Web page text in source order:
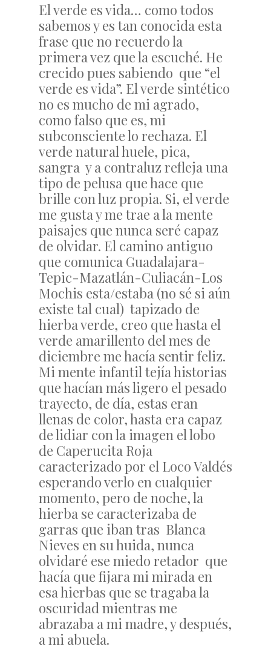
El verde es vida… como todos
sabemos y es tan conocida esta
frase que no recuerdo la
primera vez que la escuché. He
crecido pues sabiendo que “el
verde es vida”. El verde sintético
no es mucho de mi agrado,
como falso que es, mi
subconsciente lo rechaza. El
verde natural huele, pica,
sangra y a contraluz refleja una
tipo de pelusa que hace que
brille con luz propia. Si, el verde
me gusta y me trae a la mente
paisajes que nunca seré capaz
de olvidar. El camino antiguo
que comunica Guadalajara-
Tepic-Mazatlán-Culiacán-Los
Mochis esta/estaba (no sé si aún
existe tal cual) tapizado de
hierba verde, creo que hasta el
verde amarillento del mes de
diciembre me hacía sentir feliz.
Mi mente infantil tejía historias
que hacían más ligero el pesado
trayecto, de día, estas eran
llenas de color, hasta era capaz
de lidiar con la imagen el lobo
de Caperucita Roja
caracterizado por el Loco Valdés
esperando verlo en cualquier
momento, pero de noche, la
hierba se caracterizaba de
garras que iban tras Blanca
Nieves en su huida, nunca
olvidaré ese miedo retador que
hacía que fijara mi mirada en
esa hierbas que se tragaba la
oscuridad mientras me
abrazaba a mi madre, y después,
a mi abuela.